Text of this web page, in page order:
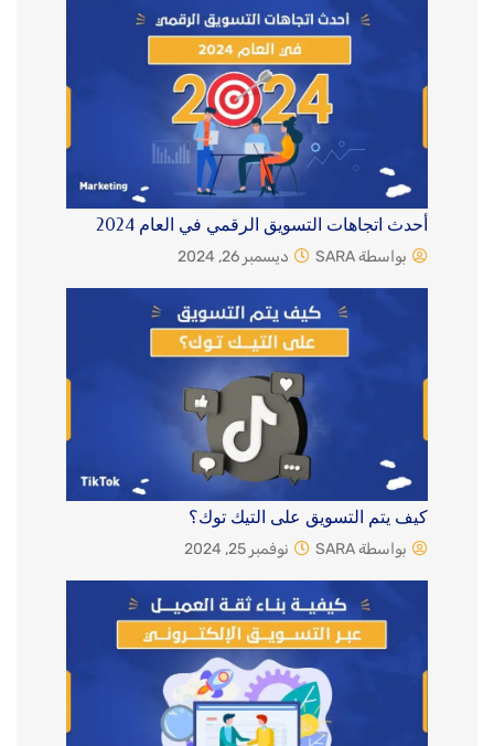
أحدث اتجاهات التسويق الرقمي في العام 2024
بواسطة SARA ديسمبر 26, 2024
كيف يتم التسويق على التيك توك؟
بواسطة SARA نوفمبر 25, 2024